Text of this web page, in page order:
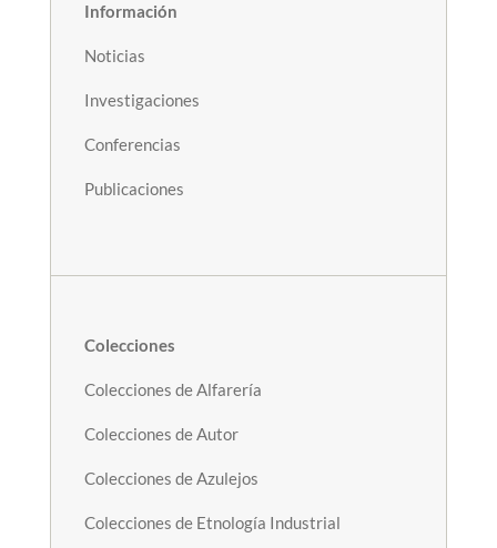
Información
Noticias
Investigaciones
Conferencias
Publicaciones
Colecciones
Colecciones de Alfarería
Colecciones de Autor
Colecciones de Azulejos
Colecciones de Etnología Industrial